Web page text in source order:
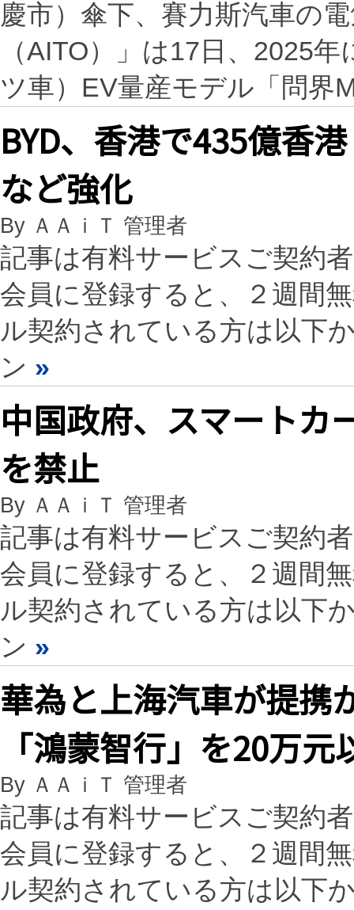
慶市）傘下、賽力斯汽車の
（AITO）」は17日、2025
ツ車）EV量産モデル「問界
BYD、香港で435億香
など強化
By ＡＡｉＴ 管理者
記事は有料サービスご契約
会員に登録すると、２週間
ル契約されている方は以下
ン »
中国政府、スマートカ
を禁止
By ＡＡｉＴ 管理者
記事は有料サービスご契約
会員に登録すると、２週間
ル契約されている方は以下
ン »
華為と上海汽車が提携
「鴻蒙智行」を20万
By ＡＡｉＴ 管理者
記事は有料サービスご契約
会員に登録すると、２週間
ル契約されている方は以下